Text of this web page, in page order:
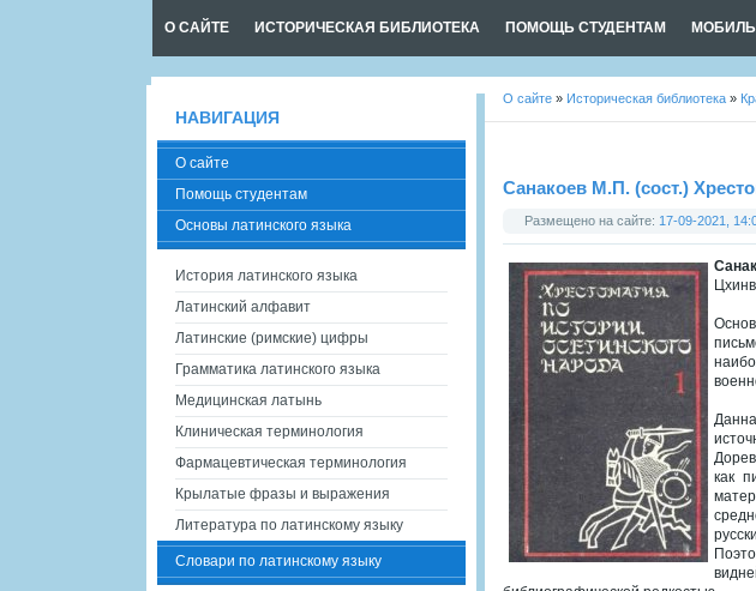
О САЙТЕ ИСТОРИЧЕСКАЯ БИБЛИОТЕКА ПОМОЩЬ СТУДЕНТАМ
О сайте » Историческая библиотека »
Санакоев М.П. (сост.)
Размещено на сайте: 17-09-2021,
как
НАВИГАЦИЯ
О сайте
Помощь студентам
Основы латинского языка
История латинского языка
Латинский алфавит
Латинские (римские) цифры
Грамматика латинского языка
Медицинская латынь
Клиническая терминология
Фармацевтическая терминология
Крылатые фразы и выражения
Литература по латинскому языку
Словари по латинскому языку